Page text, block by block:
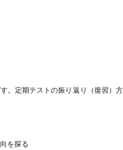
。定期テストの振り返り（復習）方
を探る